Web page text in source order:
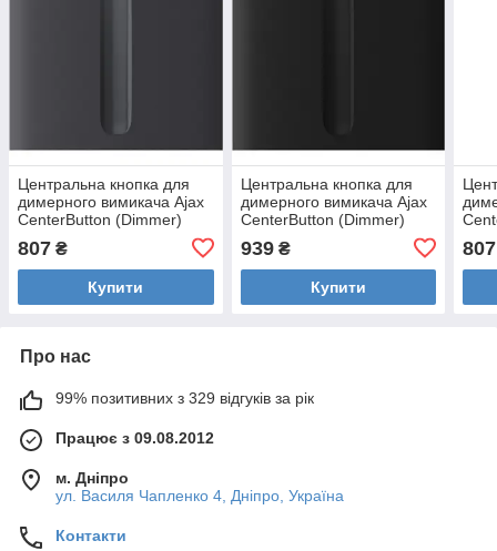
Центральна кнопка для
димерного вимикача Ajax
CenterButton (Dimmer)
807 ₴
Купити
Центральна кнопка для
димерного вимикача Ajax
CenterButton (Dimmer)
939₴
Купити
807
Про нас
99% позитивних з 329 відгуків за рік
Працює з 09.08.2012
м. Дніпро
ул. Василя Чапленко 4, Дніпро, Україна
Контакти